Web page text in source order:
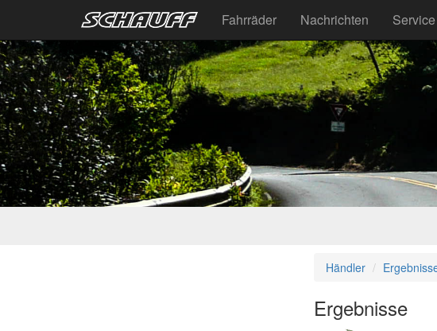
Fahrräder Nachrichten Service
Händler
Ergebnisse